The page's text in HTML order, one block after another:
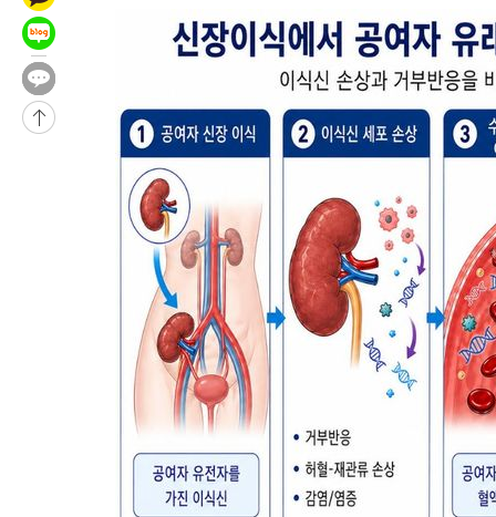
-25121초 전 >
민주 콩고 에볼라환자 4천명 돌파, 4053명 발생 1850명 사망
-24371초 전 >
[속보]'300억원대 사기 혐의' 차가원 대표 구속 송치
-23565초 전 >
"미 전국적 살모네라 식중독 원인은 멕시코산 할라피뇨"--
-22078초 전 >
[속보]경찰·노동부, HL만도 평택사업장 끼임 사망 관련 압수
-21959초 전 >
[속보]합수본, '투표율 허위 입력' 중앙·서울·경기도 선관위
[속보]원·달러 환율, 오전 9시 1423.8원
[속보]삼성전자·SK하이닉스 동반 강보합…1%대 상승 출발
[속보]코스닥, 5.95포인트(0.74%) 상승한 807.62개장
[속보]코스피, 6300선 재탈환…1.09% 오른 6365.07 개장
시리아 다마스쿠스 교외에서 미니버스 폭발.. 14명 부상, 3명
입추에도 극한더위…서울 낮 39도 '폭염중대경보'
이란, 호르무즈서 "적국 목표물들"과 대치로 남부 케슘섬에서
[속보]美, 폴리실리콘 수입 규제…파생제품 15% 관세, 120일
[속보]트럼프, 美 원정출산 금지 행정명령 서명
[속보] 뉴욕증시, 일제 하락 마감…나스닥 0.06%↓